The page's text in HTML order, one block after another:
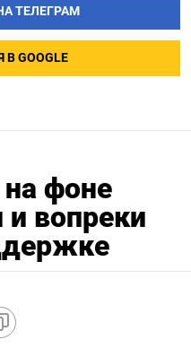
ТЕЛЕГРАМ
GOOGLE
фоне
вопреки